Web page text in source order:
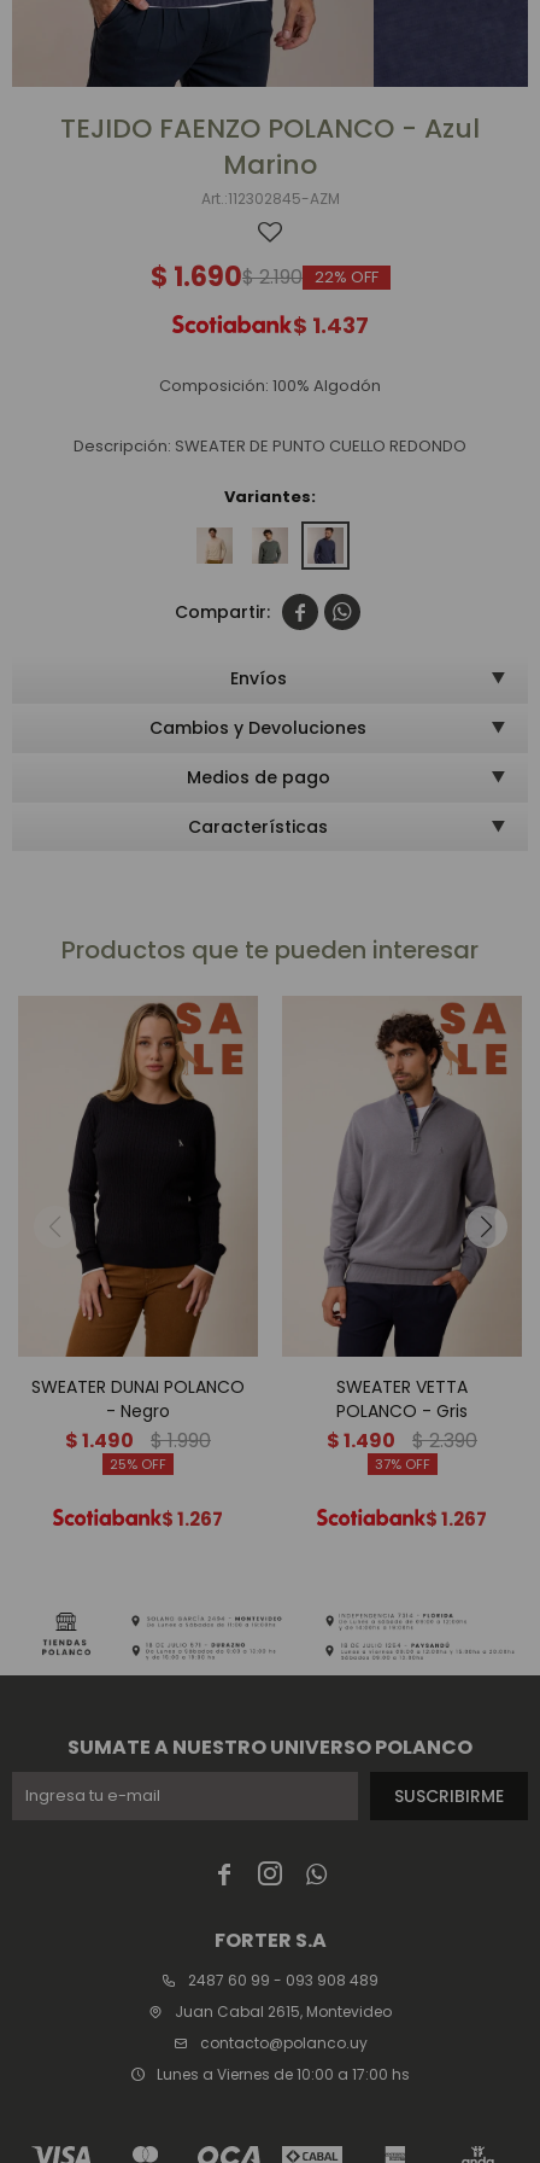
TEJIDO FAENZO POLANCO - Azul
Marino
112302845-AZM
$ 1.690$2.190 22
$ 1.437
Composición: 100% Algodón
Descripción: SWEATER DE PUNTO CUELLO REDONDO
Variantes:
 
Envíos
Cambios y Devoluciones
Medios de pago
Características
Productos que te pueden interesar
SWEATER DUNAI POLANCO
- Negro
$1.490 $1.990
25
$1.267
SWEATER VETTA
POLANCO - Gris
$1.490 $2.390
37
$1.267
  
FORTER S.A
2487 60 99 - 093 908 489
Juan Cabal 2615, Montevideo
contacto@polanco.uy
Lunes a Viernes de 10:00 a 17:00 hs
SUMATE A NUESTRO UNIVERSO POLANCO
SUSCRIBIRME